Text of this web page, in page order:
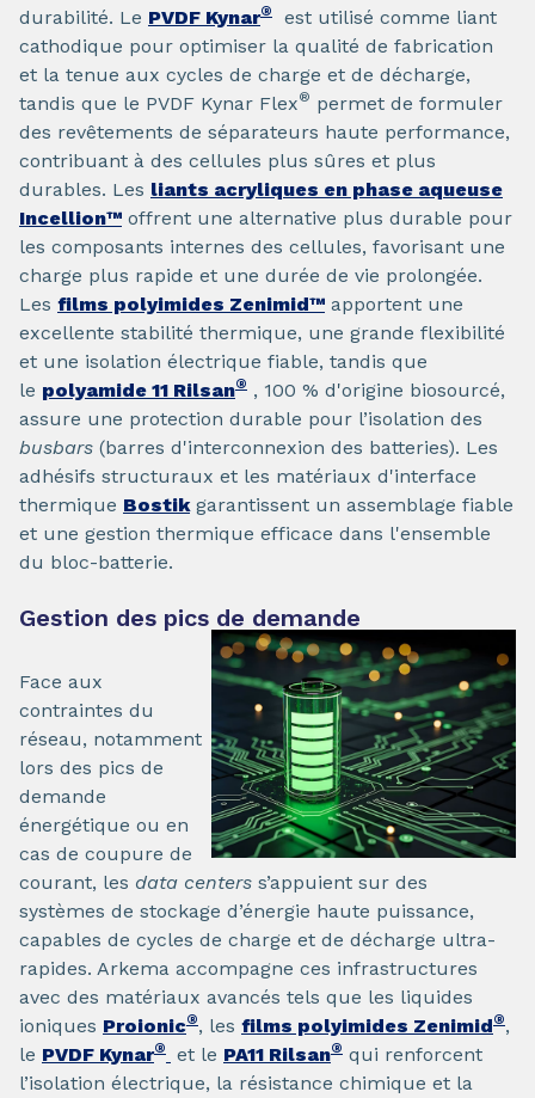
durabilité. Le PVDF Kynar®
est utilisé comme liant
cathodique pour optimiser la qualité de fabrication
et la tenue aux cycles de charge et de décharge,
tandis que le PVDF Kynar Flex® permet de formuler
des revêtements de séparateurs haute performance,
contribuant à des cellules plus sûres et plus
durables. Les liants acryliques en phase aqueuse
Incellion™ offrent une alternative plus durable pour
les composants internes des cellules, favorisant une
charge plus rapide et une durée de vie prolongée.
Les films polyimides Zenimid™ apportent une
excellente stabilité thermique, une grande flexibilité
et une isolation électrique fiable, tandis que
le polyamide 11 Rilsan® , 100 % d'origine biosourcé,
assure une protection durable pour l’isolation des
busbars (barres d'interconnexion des batteries). Les
adhésifs structuraux et les matériaux d'interface
thermique Bostikgarantissent un assemblage fiable
et une gestion thermique efficace dans l'ensemble
du bloc-batterie.
Gestion des pics de demande
Face aux
contraintes du
réseau, notamment
lors des pics de
demande
énergétique ou en
cas de coupure de
courant, les data centers s’appuient sur des
systèmes de stockage d’énergie haute puissance,
capables de cycles de charge et de décharge ultra-
rapides. Arkema accompagne ces infrastructures
avec des matériaux avancés tels que les liquides
ioniques Proionic®, les films polyimides Zenimid®,
le PVDF Kynar® et le PA11 Rilsan® qui renforcent
l’isolation électrique, la résistance chimique et la